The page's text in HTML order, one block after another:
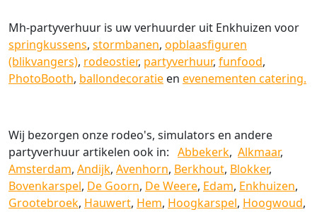
Mh-partyverhuur is uw verhuurder uit Enkhuizen voor
springkussens, stormbanen, opblaasfiguren
(blikvangers), rodeostier, partyverhuur, funfood,
PhotoBooth, ballondecoratie en evenementen catering.
Wij bezorgen onze rodeo's, simulators en andere
partyverhuur artikelen ook in: Abbekerk, Alkmaar,
Amsterdam, Andijk, Avenhorn, Berkhout, Blokker,
Bovenkarspel, De Goorn, De Weere, Edam, Enkhuizen,
Grootebroek, Hauwert, Hem, Hoogkarspel, Hoogwoud,